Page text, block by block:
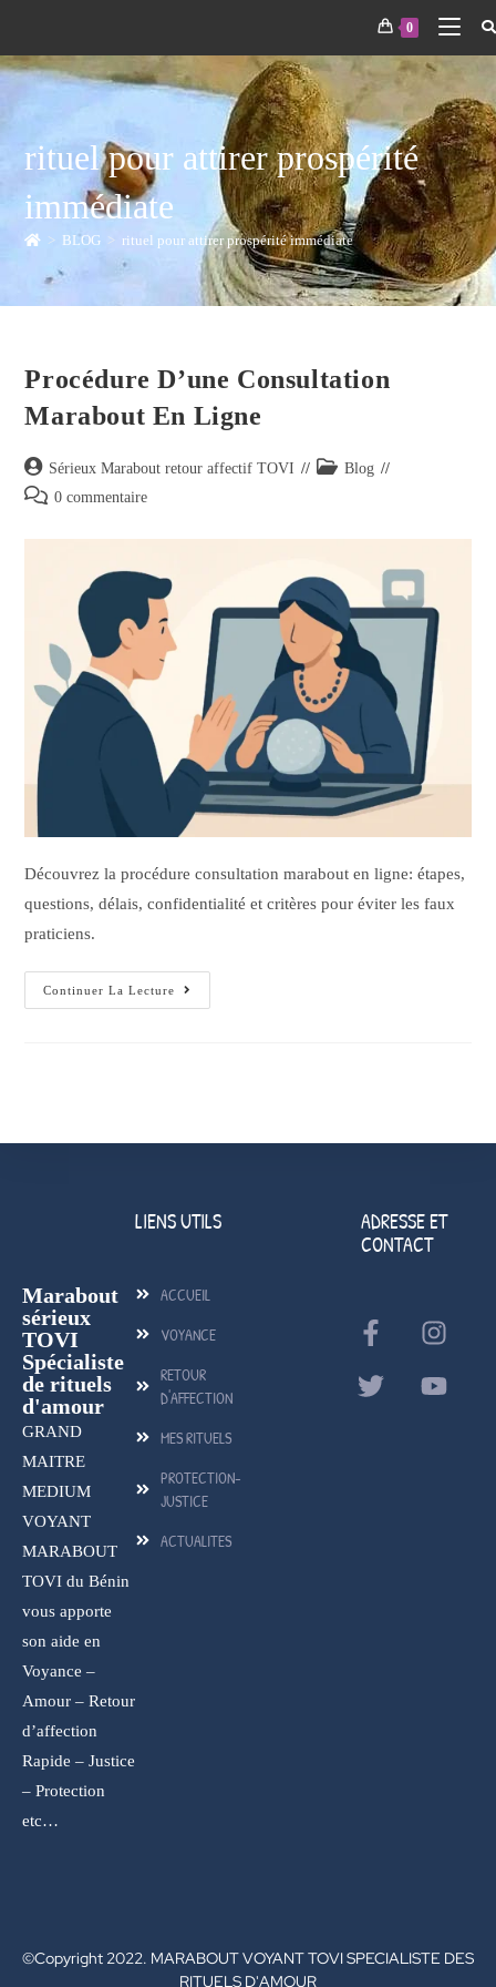
0
rituel pour attirer prospérité
immédiate
> BLOG > rituel pour attirer prospérité immédiate
Procédure D’une Consultation
Marabout En Ligne
Sérieux Marabout retour affectif TOVI
Blog
0 commentaire
Découvrez la procédure consultation marabout en ligne: étapes,
questions, délais, confidentialité et critères pour éviter les faux
praticiens.
Continuer La Lecture
Marabout
sérieux
TOVI
Spécialiste
de rituels
d'amour
GRAND
MAITRE
MEDIUM
VOYANT
MARABOUT
TOVI du Bénin
vous apporte
son aide en
Voyance –
Amour – Retour
d’affection
Rapide – Justice
– Protection
etc…
LIENS UTILS
ACCUEIL
VOYANCE
RETOUR
D'AFFECTION
MES RITUELS
PROTECTION-
JUSTICE
ACTUALITES
ADRESSE ET
CONTACT
©Copyright 2022. MARABOUT VOYANT TOVI SPECIALISTE DES
RITUELS D'AMOUR